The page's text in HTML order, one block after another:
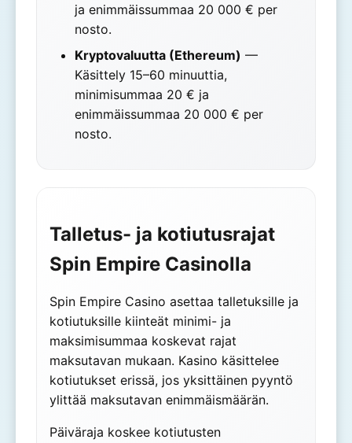
ja enimmäissummaa 20 000 € per
nosto.
Kryptovaluutta (Ethereum) —
Käsittely 15–60 minuuttia,
minimisummaa 20 € ja
enimmäissummaa 20 000 € per
nosto.
Talletus- ja kotiutusrajat
Spin Empire Casinolla
Spin Empire Casino asettaa talletuksille ja
kotiutuksille kiinteät minimi- ja
maksimisummaa koskevat rajat
maksutavan mukaan. Kasino käsittelee
kotiutukset erissä, jos yksittäinen pyyntö
ylittää maksutavan enimmäismäärän.
Päiväraja koskee kotiutusten